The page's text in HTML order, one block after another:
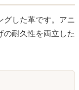
グした革です。アニ
の耐久性を両立した